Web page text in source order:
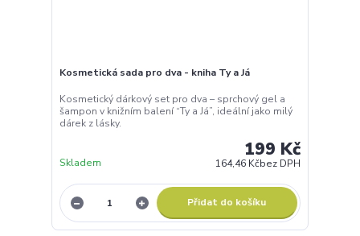
Kosmetická sada pro dva - kniha Ty a Já
Kosmetický dárkový set pro dva – sprchový gel a
šampon v knižním balení “Ty a Já”, ideální jako milý
dárek z lásky.
199 Kč
164,46 Kčbez DPH
Skladem
Přidat do košíku